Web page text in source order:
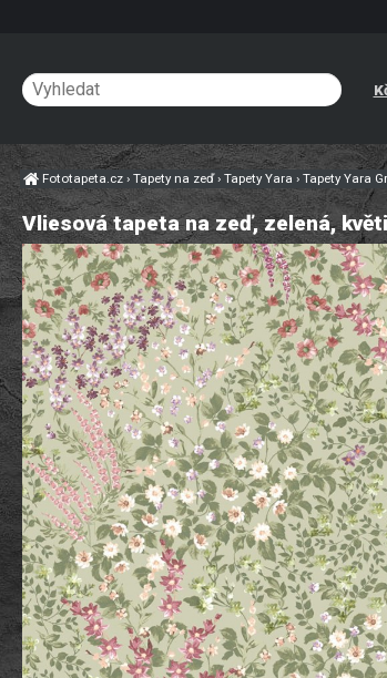
Vliesová tapeta na zeď, zelená,
Fototapeta.cz›Tapety na zeď›Tapety Yara ›Tapety Yara